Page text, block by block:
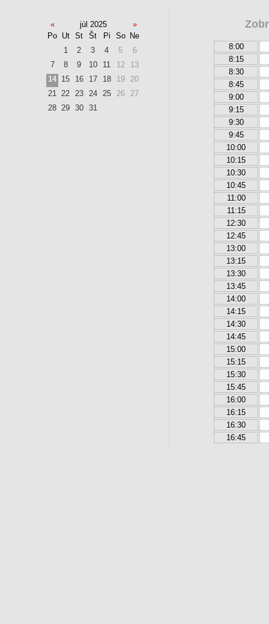
8:00
8:15
8:30
8:45
9:00
9:15
9:30
9:45
10:00
10:15
10:30
10:45
11:00
11:15
12:30
12:45
13:00
13:15
13:30
13:45
14:00
14:15
14:30
14:45
15:00
15:15
15:30
15:45
16:00
16:15
16:30
16:45
« júl 2025
»
Po Ut St Št Pi So
Ne
1
2 3 4 5
6
7
8 9 10 11 12
13
14 15 16 17 18 19
20
21 22 23 24 25 26
27
28 29 30 31